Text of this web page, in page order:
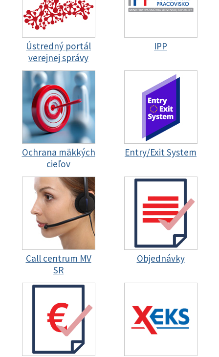
Ústredný portál
verejnej správy
IPP
Ochrana mäkkých
cieľov
Entry/Exit System
Call centrum MV
SR
Objednávky